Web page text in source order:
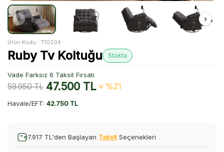
Ürün Kodu : T10204
Ruby Tv Koltuğu Stokta
Vade Farksız 6 Taksit Fırsatı
59.950TL 47.500TL %21
Havale/EFT: 42.750 TL
7.917 TL'den Başlayan Taksit Seçenekleri